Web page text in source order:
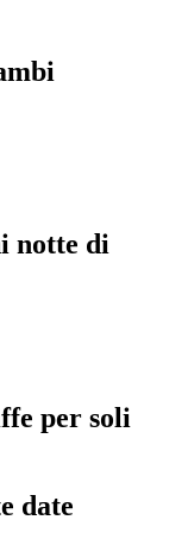
notte di
per soli
date